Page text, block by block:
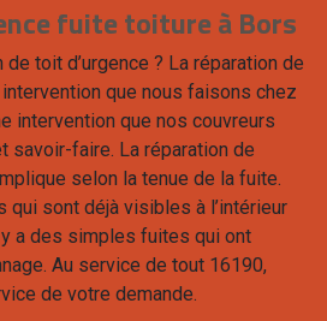
fuite toiture à Bors
de toit d’urgence ? La réparation de
que nous faisons chez
intervention que nos couvreurs
savoir-faire. La réparation de
selon la tenue de la fuite.
qui sont déjà visibles à l’intérieur
a des simples fuites qui ont
Au service de tout 16190,
de votre demande.